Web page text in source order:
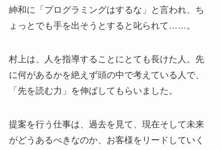
紳和に「プログラミングはするな」と言われ、ち
ょっとでも手を出そうとすると叱られて……。
村上は、人を指導することにとても長けた人。先
に何があるかを絶えず頭の中で考えている人で、
「先を読む力」を伸ばしてもらいました。
提案を行う仕事は、過去を見て、現在そして未来
がどうあるべきなのか、お客様をリードしていく